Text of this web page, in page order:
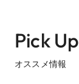
Pick Up
オススメ情報